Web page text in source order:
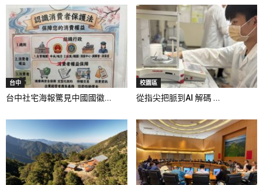
台中
台中社宅海報驚見中國國徽...
校園區
從指尖把脈到AI 解碼 ...